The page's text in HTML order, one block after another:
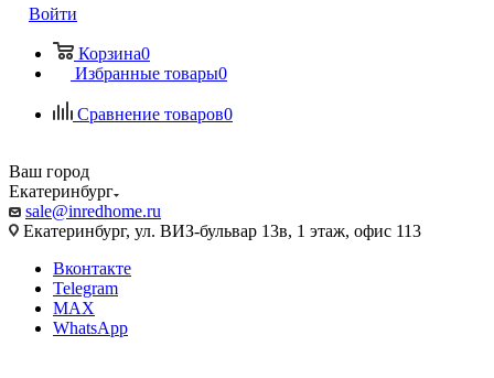
Войти
Корзина0
Избранные товары0
Сравнение товаров0
Ваш город
Екатеринбург
sale@inredhome.ru
Екатеринбург, ул. ВИЗ-бульвар 13в, 1 этаж, офис 113
Вконтакте
Telegram
MAX
WhatsApp